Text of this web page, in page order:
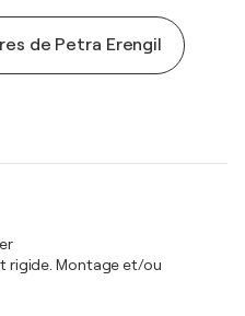
de Petra Erengil
rigide. Montage et/ou